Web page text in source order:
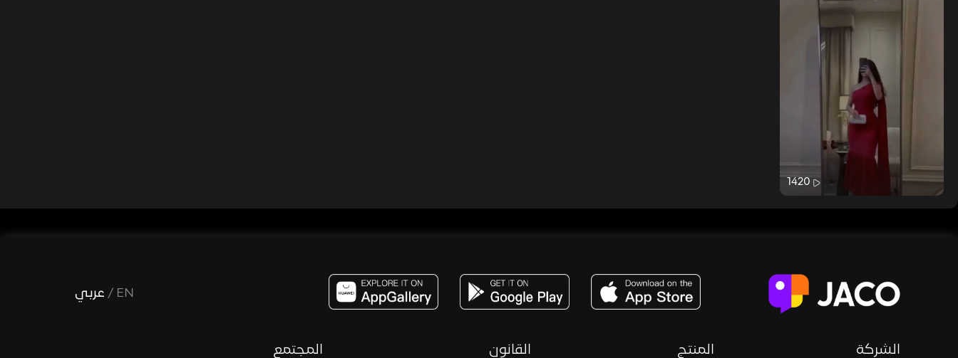
1420
EN
/ عربي
الشركة المنتج القانون المجتمع